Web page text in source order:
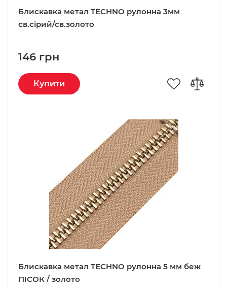
Блискавка метал TECHNO рулонна 3мм
св.сірий/св.золото
146 грн
Купити
Блискавка метал TECHNO рулонна 5 мм беж
ПІСОК / золото